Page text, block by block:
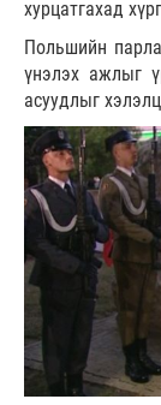
хурцатгахад
Польшийн
үнэлэх ажлыг
асуудлыг